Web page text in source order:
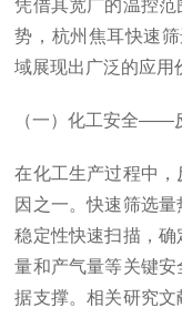
凭借其宽广的温控
势，杭州焦耳快速
域展现出广泛的应用
（一）化工安全——
在化工生产过程中
因之一。快速筛选
稳定性快速扫描，
量和产气量等关键
据支撑。相关研究